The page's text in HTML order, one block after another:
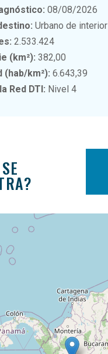
08/08/2026
Urbano de interior
2.533.424
(km²): 382,00
(hab/km²): 6.643,39
Red DTI: Nivel 4